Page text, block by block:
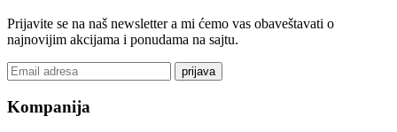
Prijavite se na naš newsletter a mi ćemo vas obaveštavati o
najnovijim akcijama i ponudama na sajtu.
prijava
Kompanija